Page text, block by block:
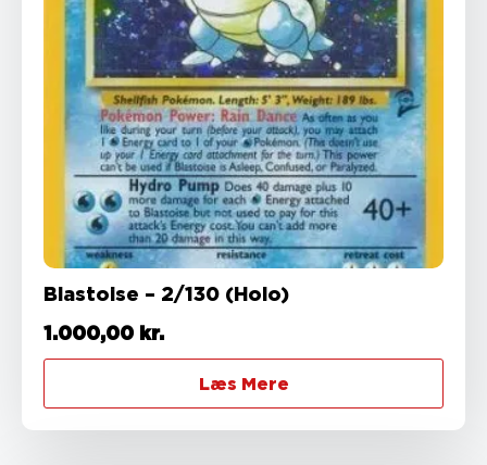
Blastoise – 2/130 (Holo)
1.000,00 kr.
Læs Mere